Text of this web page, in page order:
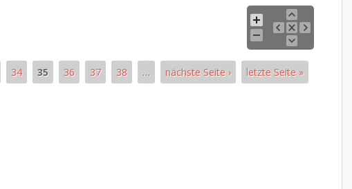
34 35 36 37 38 … nächste Seite › letzte Seite »